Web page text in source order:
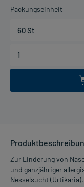
Packungseinheit
Zur Linderung von
und ganzjähriger
Nesselsucht (Urtikaria).